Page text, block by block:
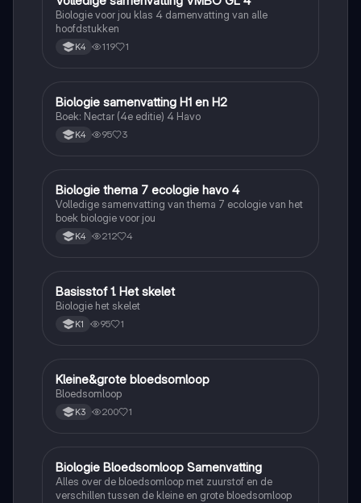
Biologie voor jou klas 4 damenvatting van alle
hoofdstukken
K4 119 1
Biologie
Biologie samenvatting H1 en H2
Boek: Nectar (4e editie) 4 Havo
K4 95 3
Biologie
Biologie thema 7 ecologie havo 4
Volledige samenvatting van thema 7 ecologie van het
boek biologie voor jou
K4 212 4
Biologie
Basisstof 1. Het skelet
Biologie het skelet
K1 95 1
Biologie
Kleine&grote bloedsomloop
Bloedsomloop
K3 200 1
Biologie
Biologie Bloedsomloop Samenvatting
Alles over de bloedsomloop met zuurstof en de
verschillen tussen de kleine en grote bloedsomloop